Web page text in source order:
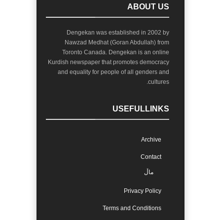
ABOUT US
Dengekan was established in 2002 by
Nawzad Medhat (Goran Abdullah) from
Toronto Canada. Dengekan is an online
Kurdish newspaper that promotes democracy
and equality for people of all genders and
cultures.
USEFULLINKS
Archive
Contact
ماڵ
Privacy Policy
Terms and Conditions